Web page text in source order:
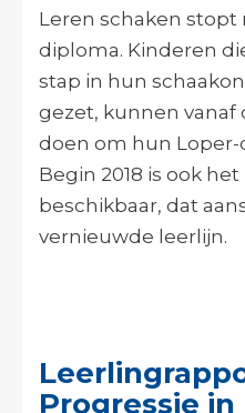
Leren schaken stopt
diploma. Kinderen
stap in hun
gezet, kunnen
doen om hun
Begin 2018 is ook
beschikbaar, dat
vernieuwde leerlijn.
Progressie